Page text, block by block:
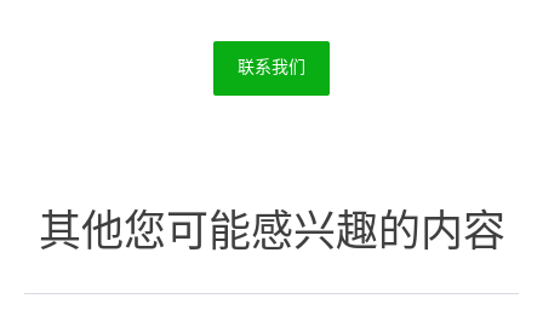
联系我们
其他您可能感兴趣的内容